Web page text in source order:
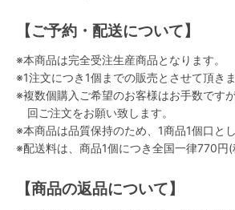
【ご予約・配送について】
※本商品は完全受注生産商品となります。
※1注文につき1個までの販売とさせて頂きま
※複数個購入ご希望のお客様はお手数です
回ご注文をお願い致します。
※本商品は品質保持のため、1商品1個口と
※配送料は、商品1個につき全国一律770円(
【商品の返品について】